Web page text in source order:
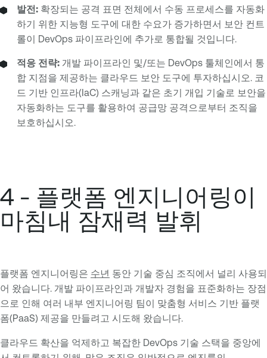
발전: 확장되는 공격 표면 전체에서 수동 프로세스를 자동화
하기 위한 지능형 도구에 대한 수요가 증가하면서 보안 컨트
롤이 DevOps 파이프라인에 추가로 통합될 것입니다.
적응 전략: 개발 파이프라인 및/또는 DevOps 툴체인에서 통
합 지점을 제공하는 클라우드 보안 도구에 투자하십시오. 코
드 기반 인프라(IaC) 스캐닝과 같은 초기 개입 기술로 보안을
자동화하는 도구를 활용하여 공급망 공격으로부터 조직을
보호하십시오.
4 - 플랫폼 엔지니어링이
마침내 잠재력 발휘
플랫폼 엔지니어링은 수년 동안 기술 중심 조직에서 널리 사용되
어 왔습니다. 개발 파이프라인과 개발자 경험을 표준화하는 장점
으로 인해 여러 내부 엔지니어링 팀이 맞춤형 서비스 기반 플랫
폼(PaaS) 제공을 만들려고 시도해 왔습니다.
클라우드 확산을 억제하고 복잡한 DevOps 기술 스택을 중앙에